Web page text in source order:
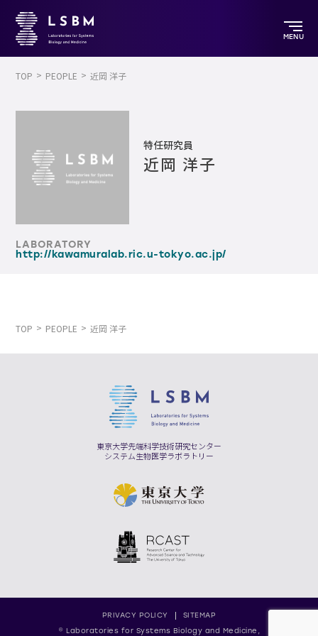
MENU
TOP PEOPLE 近岡 洋子
特任研究員
近岡 洋子
LABORATORY
http://kawamuralab.ric.u-tokyo.ac.jp/
TOP PEOPLE 近岡 洋子
東京大学先端科学技術研究センター
システム生物医学ラボラトリー
PRIVACY POLICY
SITEMAP
© Laboratories for Systems Biology and Medicine,